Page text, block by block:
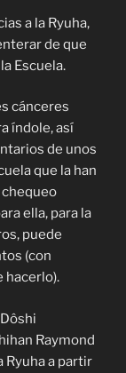
a la Ryuha,
de que
Escuela.
cánceres
índole, así
de unos
que la han
ella, para la
puede
(con
hacerlo).
Raymond
Ryuha a partir